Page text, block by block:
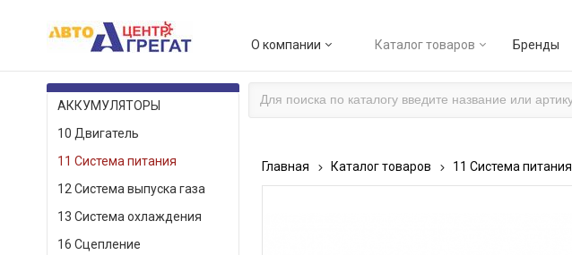
О компании Каталог товаров Бренды
КАТАЛОГ ТОВАРОВ
АККУМУЛЯТОРЫ
10 Двигатель
11 Система питания
12 Система выпуска газа
13 Система охлаждения
16 Сцепление
Главная Каталог товаров 11 Система питания